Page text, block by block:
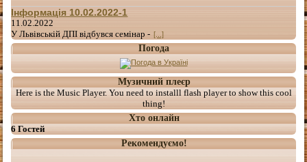
Інформація 10.02.2022-1
11.02.2022
У Львівській ДПІ відбувся семінар - [...]
Погода
Музичний плеєр
Here is the Music Player. You need to installl flash player to show this cool
thing!
Хто онлайн
6 Гостей
Рекомендуємо!